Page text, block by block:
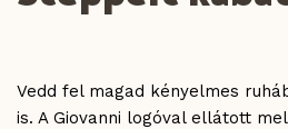
Vedd fel magad kényelmes
is. A Giovanni logóval ellátott